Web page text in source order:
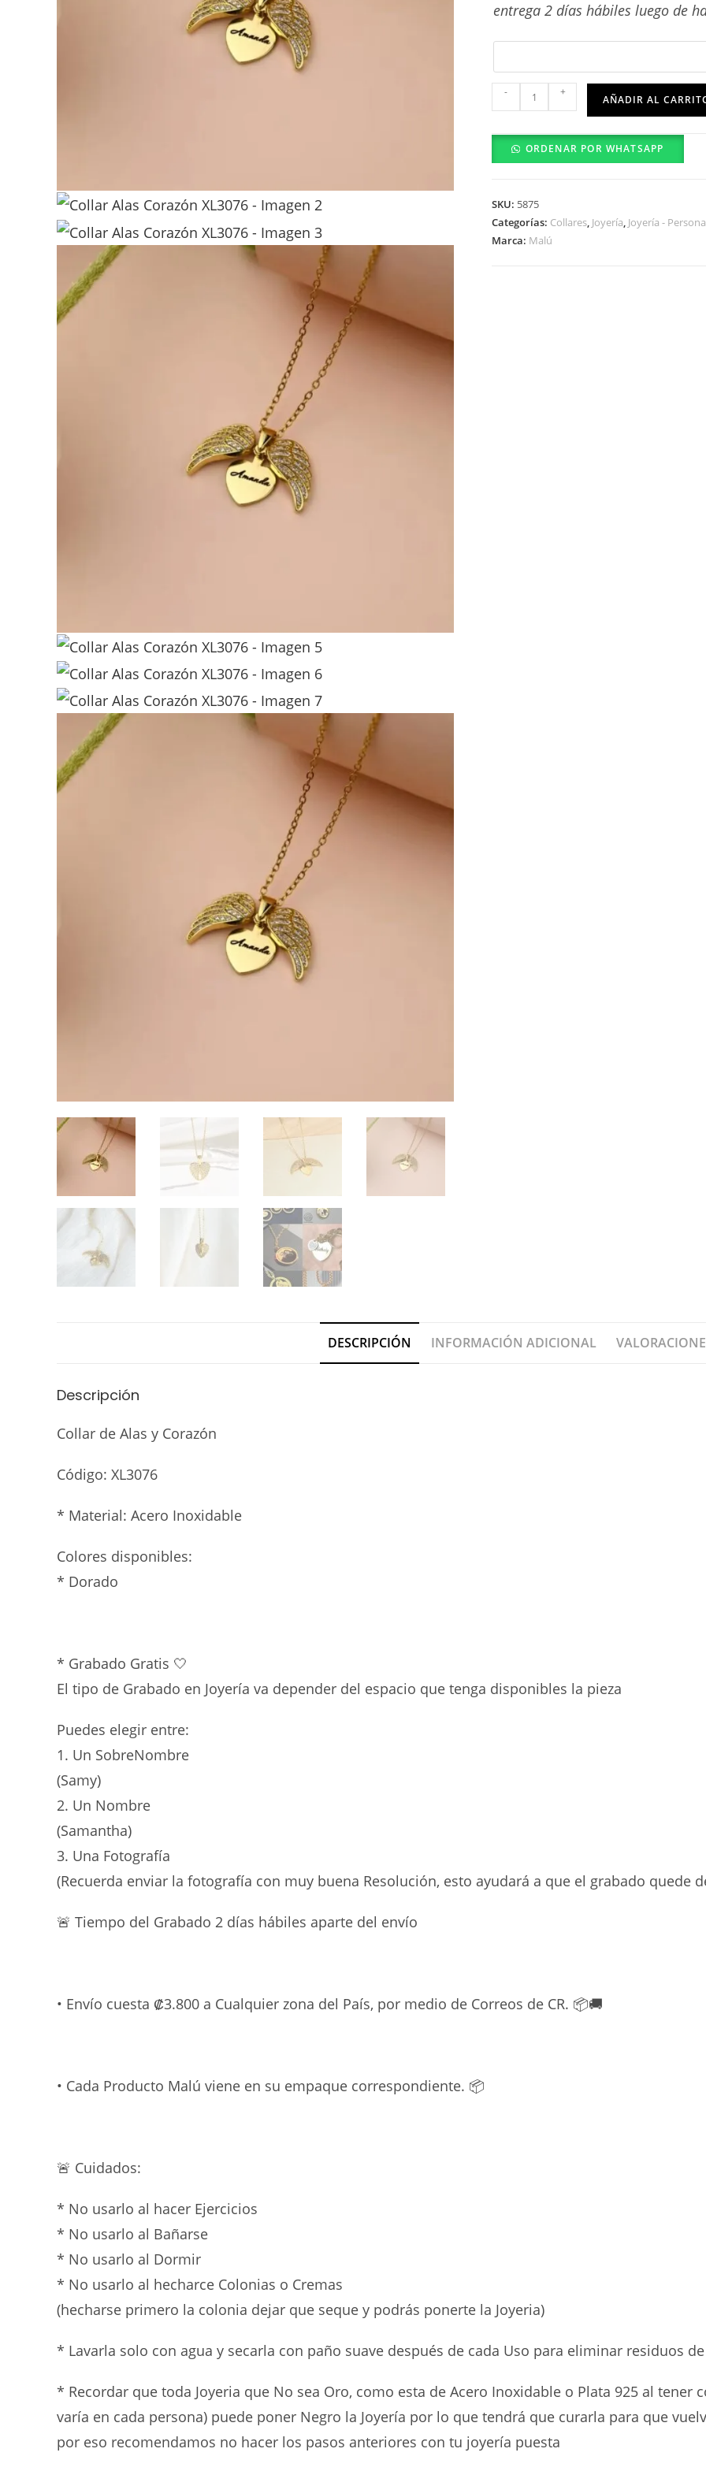
entrega 2 días hábiles luego de
Collar
Alas
Corazón
XL3076
- +
AÑADIR AL
ORDENAR POR WHATSAPP
SKU: 5875
Categorías: Collares, Joyería, Joyería -
Marca: Malú
DESCRIPCIÓN INFORMACIÓN ADICIONAL
Descripción
Collar de Alas y Corazón
Código: XL3076
* Material: Acero Inoxidable
Colores disponibles:
* Dorado
* Grabado Gratis 🤍
El tipo de Grabado en Joyería va depender del espacio que tenga disponibles la pieza
Puedes elegir entre:
1. Un SobreNombre
(Samy)
2. Un Nombre
(Samantha)
3. Una Fotografía
(Recuerda enviar la fotografía con muy buena Resolución, esto ayudará a que el grabado quede
🚨 Tiempo del Grabado 2 días hábiles aparte del envío
• Envío cuesta ₡3.800 a Cualquier zona del País, por medio de Correos de CR. 📦🚚
• Cada Producto Malú viene en su empaque correspondiente. 📦
🚨 Cuidados:
* No usarlo al hacer Ejercicios
* ⁠No usarlo al Bañarse
* ⁠No usarlo al Dormir
* ⁠No usarlo al hecharce Colonias o Cremas
(hecharse primero la colonia dejar que seque y podrás ponerte la Joyeria)
* Lavarla solo con agua y secarla con paño suave después de cada Uso para eliminar residuos
* Recordar que toda Joyeria que No sea Oro, como esta de Acero Inoxidable o Plata 925 al tener
varía en cada persona) puede poner Negro la Joyería por lo que tendrá que curarla para que
por eso recomendamos no hacer los pasos anteriores con tu joyería puesta